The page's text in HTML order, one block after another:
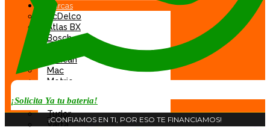
Marcas
AcDelco
Atlas BX
Bosch
Duncan
Mac
Motrio
Tab
Tudor
Varta
¡Solicita Ya tu bateria!
¡CONFIAMOS EN TI, POR ESO TE FINANCIAMOS!